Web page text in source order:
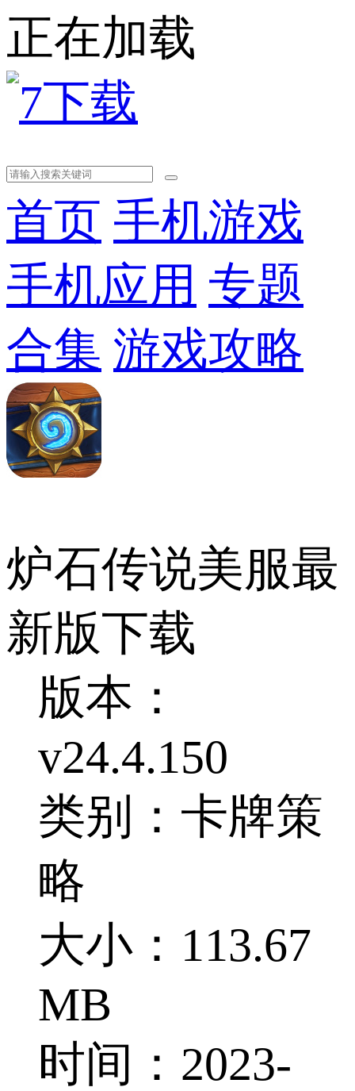
正在加载
首页 手机游戏
手机应用 专题
合集 游戏攻略
炉石传说美服最
新版下载
版本：
v24.4.150
类别：卡牌策
略
大小：113.67
MB
时间：2023-